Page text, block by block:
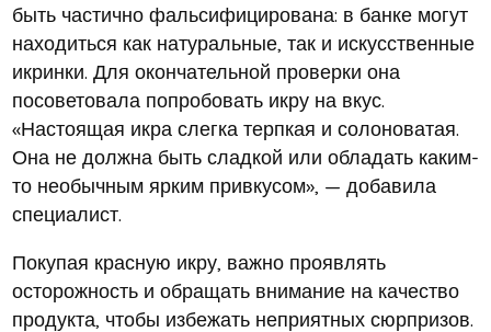
быть частично фальсифицирована: в банке могут
находиться как натуральные, так и искусственные
икринки. Для окончательной проверки она
посоветовала попробовать икру на вкус.
«Настоящая икра слегка терпкая и солоноватая.
Она не должна быть сладкой или обладать каким-
то необычным ярким привкусом», — добавила
специалист.
Покупая красную икру, важно проявлять
осторожность и обращать внимание на качество
продукта, чтобы избежать неприятных сюрпризов.